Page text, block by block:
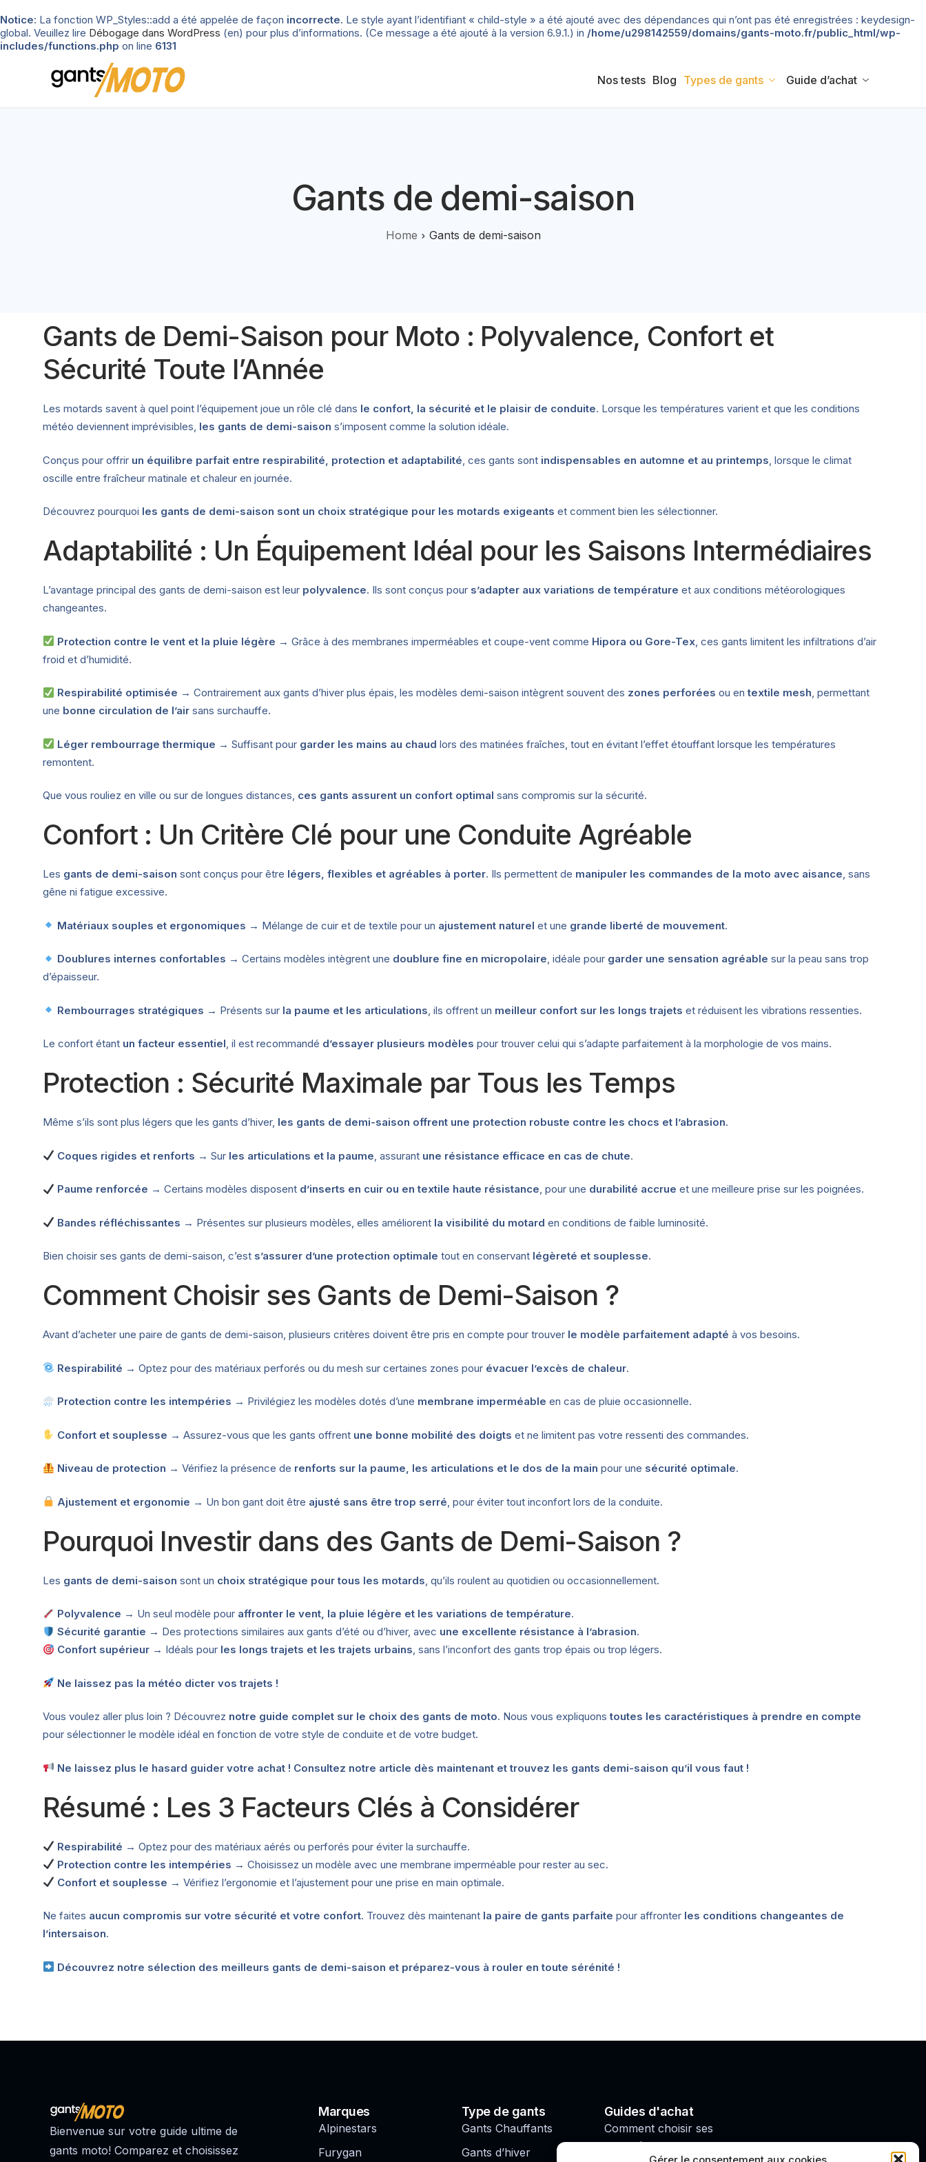
Notice: La fonction WP_Styles::add a été appelée de façon incorrecte. Le style ayant l’identifiant « child-style » a été ajouté avec des dépendances qui n’ont pas été enregistrées : keydesign-
global. Veuillez lire Débogage dans WordPress (en) pour plus d’informations. (Ce message a été ajouté à la version 6.9.1.) in /home/u298142559/domains/gants-moto.fr/public_html/wp-
includes/functions.php on line 6131
Nos tests Blog Types de gants Guide d’achat
Gants de demi-saison
Home Gants de demi-saison
Gants de Demi-Saison pour Moto : Polyvalence, Confort et
Sécurité Toute l’Année
Les motards savent à quel point l’équipement joue un rôle clé dans le confort, la sécurité et le plaisir de conduite. Lorsque les températures varient et que les conditions
météo deviennent imprévisibles, les gants de demi-saison s’imposent comme la solution idéale.
Conçus pour offrir un équilibre parfait entre respirabilité, protection et adaptabilité , ces gants sont indispensables en automne et au printemps , lorsque le climat
oscille entre fraîcheur matinale et chaleur en journée.
Découvrez pourquoi les gants de demi-saison sont un choix stratégique pour les motards exigeants et comment bien les sélectionner.
Adaptabilité : Un Équipement Idéal pour les Saisons Intermédiaires
L’avantage principal des gants de demi-saison est leur polyvalence. Ils sont conçus pour s’adapter aux variations de température et aux conditions météorologiques
changeantes.
Protection contre le vent et la pluie légère → Grâce à des membranes imperméables et coupe-vent comme Hipora ou Gore-Tex , ces gants limitent les infiltrations d’air
froid et d’humidité.
Respirabilité optimisée → Contrairement aux gants d’hiver plus épais, les modèles demi-saison intègrent souvent des zones perforées ou entextile mesh, permettant
une bonne circulation de l’air sans surchauffe.
Léger rembourrage thermique → Suffisant pour garder les mains au chaud lors des matinées fraîches, tout en évitant l’effet étouffant lorsque les températures
remontent.
Que vous rouliez en ville ou sur de longues distances, ces gants assurent un confort optimal sans compromis sur la sécurité.
Confort : Un Critère Clé pour une Conduite Agréable
Les gants de demi-saison sont conçus pour être légers, flexibles et agréables à porter. Ils permettent de manipuler les commandes de la moto avec aisance, sans
gêne ni fatigue excessive.
Matériaux souples et ergonomiques → Mélange de cuir et de textile pour un ajustement naturel et une grande liberté de mouvement.
Doublures internes confortables → Certains modèles intègrent une doublure fine en micropolaire, idéale pour garder une sensation agréable sur la peau sans trop
d’épaisseur.
Rembourrages stratégiques → Présents sur la paume et les articulations , ils offrent un meilleur confort sur les longs trajets et réduisent les vibrations ressenties.
Le confort étant un facteur essentiel, il est recommandé d’essayer plusieurs modèles pour trouver celui qui s’adapte parfaitement à la morphologie de vos mains.
Protection : Sécurité Maximale par Tous les Temps
Même s’ils sont plus légers que les gants d’hiver, les gants de demi-saison offrent une protection robuste contre les chocs et l’abrasion.
Coques rigides et renforts → Sur les articulations et la paume , assurant une résistance efficace en cas de chute.
Paume renforcée → Certains modèles disposent d’inserts en cuir ou en textile haute résistance, pour une durabilité accrue et une meilleure prise sur les poignées.
Bandes réfléchissantes → Présentes sur plusieurs modèles, elles améliorent la visibilité du motard en conditions de faible luminosité.
Bien choisir ses gants de demi-saison, c’est s’assurer d’une protection optimale tout en conservant légèreté et souplesse.
Comment Choisir ses Gants de Demi-Saison ?
Avant d’acheter une paire de gants de demi-saison, plusieurs critères doivent être pris en compte pour trouver le modèle parfaitement adapté à vos besoins.
Respirabilité → Optez pour des matériaux perforés ou du mesh sur certaines zones pour évacuer l’excès de chaleur.
Protection contre les intempéries → Privilégiez les modèles dotés d’une membrane imperméable en cas de pluie occasionnelle.
Confort et souplesse → Assurez-vous que les gants offrent une bonne mobilité des doigts et ne limitent pas votre ressenti des commandes.
Niveau de protection → Vérifiez la présence de renforts sur la paume, les articulations et le dos de la main pour une sécurité optimale.
Ajustement et ergonomie → Un bon gant doit être ajusté sans être trop serré , pour éviter tout inconfort lors de la conduite.
Pourquoi Investir dans des Gants de Demi-Saison ?
Les gants de demi-saison sont un choix stratégique pour tous les motards , qu’ils roulent au quotidien ou occasionnellement.
Polyvalence → Un seul modèle pour affronter le vent, la pluie légère et les variations de température.
Sécurité garantie → Des protections similaires aux gants d’été ou d’hiver, avec une excellente résistance à l’abrasion.
Confort supérieur → Idéals pour les longs trajets et les trajets urbains, sans l’inconfort des gants trop épais ou trop légers.
Ne laissez pas la météo dicter vos trajets !
Vous voulez aller plus loin ? Découvrez notre guide complet sur le choix des gants de moto. Nous vous expliquonstoutes les caractéristiques à prendre en compte
pour sélectionner le modèle idéal en fonction de votre style de conduite et de votre budget.
Ne laissez plus le hasard guider votre achat ! Consultez notre article dès maintenant et trouvez les gants demi-saison qu’il vous faut !
Résumé : Les 3 Facteurs Clés à Considérer
Respirabilité → Optez pour des matériaux aérés ou perforés pour éviter la surchauffe.
Protection contre les intempéries → Choisissez un modèle avec une membrane imperméable pour rester au sec.
Confort et souplesse → Vérifiez l’ergonomie et l’ajustement pour une prise en main optimale.
Ne faites aucun compromis sur votre sécurité et votre confort. Trouvez dès maintenant la paire de gants parfaite pour affronter les conditions changeantes de
l’intersaison.
Découvrez notre sélection des meilleurs gants de demi-saison et préparez-vous à rouler en toute sérénité !
Bienvenue sur votre guide ultime de
gants moto! Comparez et choisissez
Marques
Alpinestars
Furygan
Type de gants
Gants Chauffants
Gants d’hiver
Guides d'achat
Comment choisir ses
gants de moto